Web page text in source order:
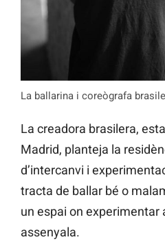
La ballarina i coreògrafa
La creadora brasilera,
Madrid, planteja la
d’intercanvi i
tracta de ballar bé o
un espai on experimentar
assenyala.